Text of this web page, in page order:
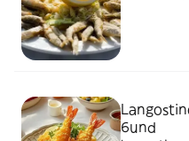
6und